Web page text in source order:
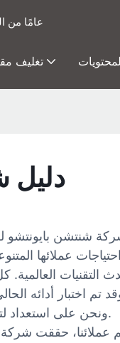
15 عامًا
تغليف
دليل
شنتشن بايونتشو
عملائها
التقنيات العالمية.
تم اختبار أدائه
ونحن على استعداد لتحديثه باستمرار بناءً على البحث والتطوير المتواصل والملاحظات القيّمة.
حققت شركة